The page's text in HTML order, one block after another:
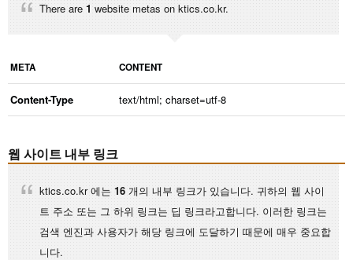
There are 1 website metas on ktics.co.kr.
META CONTENT
Content-Type text/html; charset=utf-8
웹 사이트 내부 링크
ktics.co.kr 에는 16 개의 내부 링크가 있습니다. 귀하의 웹 사이
트 주소 또는 그 하위 링크는 딥 링크라고합니다. 이러한 링크는
검색 엔진과 사용자가 해당 링크에 도달하기 때문에 매우 중요합
니다.